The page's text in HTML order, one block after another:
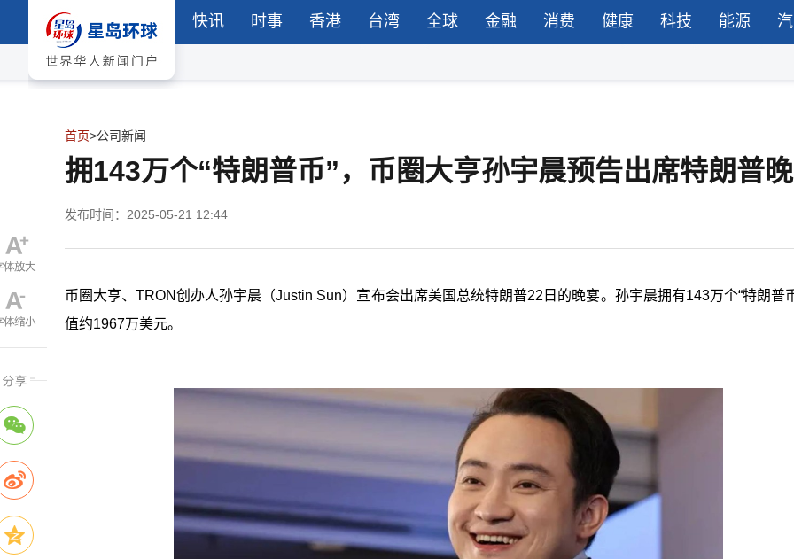
快讯 时事 香港 台湾 全球 金融 消费 健康 科技 能源
首页>公司新闻
拥143万个“特朗普币”，币圈大亨孙宇晨预告出席特朗普
发布时间：2025-05-21 12:44
币圈大亨、 TRON创办人孙宇晨（Justin Sun）宣布会出席美国总统特朗普22 日的晚宴。孙宇晨拥有143万个“特朗普
值约1967万美元。